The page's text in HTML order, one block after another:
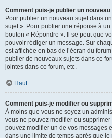
Comment puis-je publier un
Pour publier un nouveau sujet dans
sujet ». Pour publier une réponse à
bouton « Répondre ». Il se peut que
pouvoir rédiger un message. Sur
est affichée en bas de l’écran du
publier de nouveaux sujets dans ce
jointes dans ce forum, etc.
Haut
Comment puis-je modifier ou
À moins que vous ne soyez un
vous ne pouvez modifier ou
pouvez modifier un de vos messages
dans une limite de temps après que